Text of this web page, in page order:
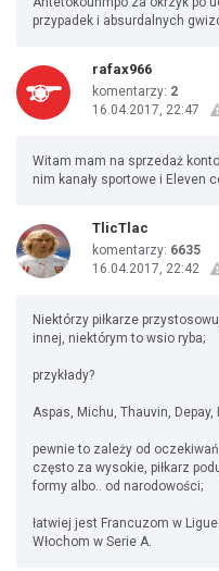
przypadek i absurdalnych
rafax966
komentarzy: 2
16.04.2017, 22:47
Witam mam na sprzedaż
nim kanały sportowe i Eleven
TlicTlac
komentarzy: 6635
16.04.2017, 22:42
Niektórzy piłkarze
innej, niektórym to wsio ryba;
przykłady?
Aspas, Michu, Thauvin, Depay,
pewnie to zależy od
często za wysokie, piłkarz
formy albo.. od narodowości;
łatwiej jest Francuzom w
Włochom w Serie A.